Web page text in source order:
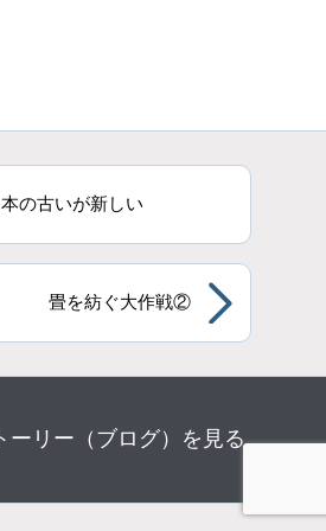
の古いが新しい
畳を紡ぐ大作戦②
ーリー（ブログ）を見る